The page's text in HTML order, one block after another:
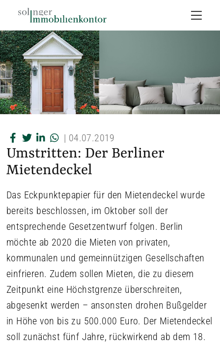
| 04.07.2019
Umstritten: Der Berliner
Mietendeckel
Das Eckpunktepapier für den Mietendeckel wurde
bereits beschlossen, im Oktober soll der
entsprechende Gesetzentwurf folgen. Berlin
möchte ab 2020 die Mieten von privaten,
kommunalen und gemeinnützigen Gesellschaften
einfrieren. Zudem sollen Mieten, die zu diesem
Zeitpunkt eine Höchstgrenze überschreiten,
abgesenkt werden – ansonsten drohen Bußgelder
in Höhe von bis zu 500.000 Euro. Der Mietendeckel
soll zunächst fünf Jahre, rückwirkend ab dem 18.